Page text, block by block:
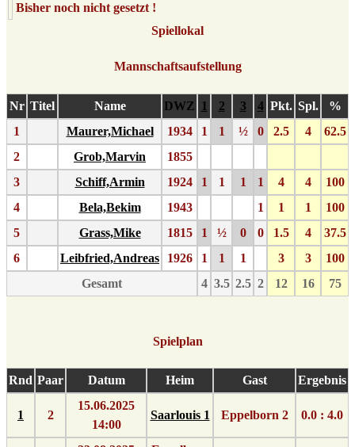
Bisher noch nicht gesetzt !
Spiellokal
Mannschaftsaufstellung
Nr Titel Name DWZ 1 2 3 4 Pkt. Spl.
%
1
Maurer,Michael 1934 1 1 ½ 0 2.5 4
62.5
2
Grob,Marvin
1855
3
Schiff,Armin 1924 1 1 1 1 4 4
100
4
Bela,Bekim 1943 1 1 1
100
5
Grass,Mike 1815 1 ½ 0 0 1.5 4
37.5
6
Leibfried,Andreas 1926 1 1 1 3 3
100
Gesamt
4 3.5 2.5 2 12 16 75
Spielplan
Rnd Paar Datum Heim Gast Ergebnis
1 2
15.06.2025
14:00
Saarlouis 1 Eppelborn 2 0.0 : 4.0